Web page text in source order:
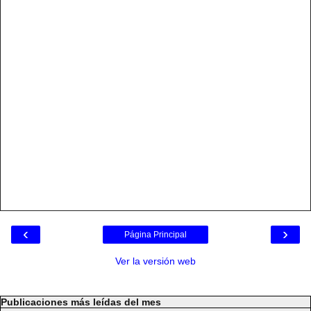
‹ ›
Página Principal
Ver la versión web
Publicaciones más leídas del mes